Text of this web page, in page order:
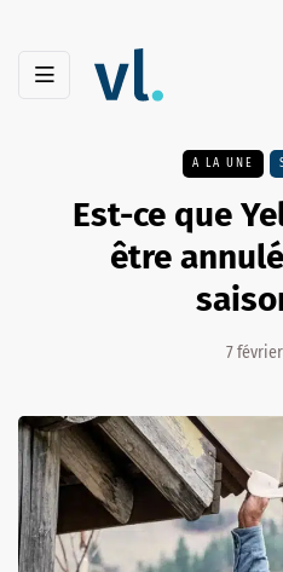
A LA UNE
Est-ce que
être
7